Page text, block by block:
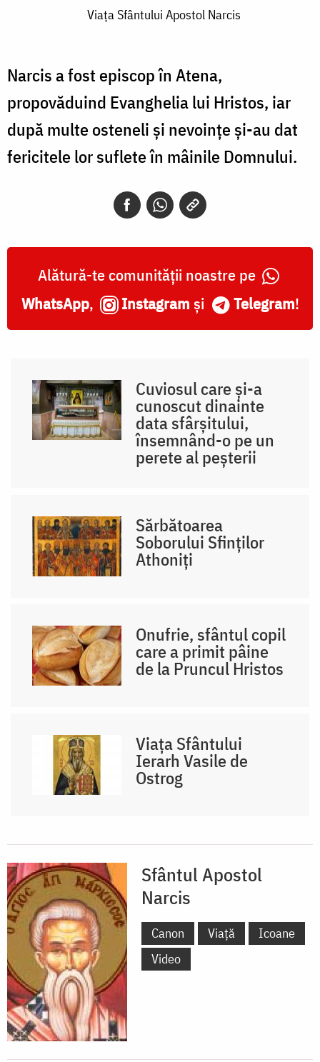
Narcis
Viaţa Sfântului Apostol Narcis
Narcis a fost episcop în Atena,
propovăduind Evanghelia lui Hristos, iar
după multe osteneli şi nevoinţe şi-au dat
fericitele lor suflete în mâinile Domnului.
Alătură-te comunității noastre pe
WhatsApp, Instagram și Telegram!
Cuviosul care și-a
cunoscut dinainte
data sfârșitului,
însemnând-o pe un
perete al peșterii
Sărbătoarea
Soborului Sfinților
Athoniți
Onufrie, sfântul copil
care a primit pâine
de la Pruncul Hristos
Viața Sfântului
Ierarh Vasile de
Ostrog
Sfântul Apostol
Narcis
Canon Viață
Icoane
Video